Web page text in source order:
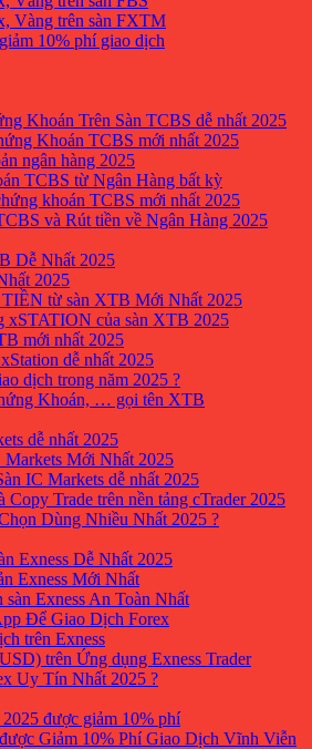
Vàng trên sàn FXTM
10% phí giao dịch
Khoán Trên Sàn TCBS dễ nhất 2025
Khoán TCBS mới nhất 2025
ngân hàng 2025
TCBS từ Ngân Hàng bất kỳ
khoán TCBS mới nhất 2025
và Rút tiền về Ngân Hàng 2025
Dễ Nhất 2025
2025
từ sàn XTB Mới Nhất 2025
xSTATION của sàn XTB 2025
mới nhất 2025
dễ nhất 2025
dịch trong năm 2025 ?
Khoán, … gọi tên XTB
dễ nhất 2025
Mới Nhất 2025
IC Markets dễ nhất 2025
Trade trên nền tảng cTrader 2025
Dùng Nhiều Nhất 2025 ?
Exness Dễ Nhất 2025
Exness Mới Nhất
Exness An Toàn Nhất
Để Giao Dịch Forex
trên Exness
trên Ứng dụng Exness Trader
Uy Tín Nhất 2025 ?
được giảm 10% phí
Giảm 10% Phí Giao Dịch Vĩnh Viễn